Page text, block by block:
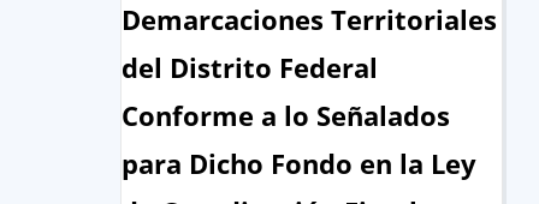
Demarcaciones Territoriales
del Distrito Federal
Conforme a lo Señalados
para Dicho Fondo en la Ley